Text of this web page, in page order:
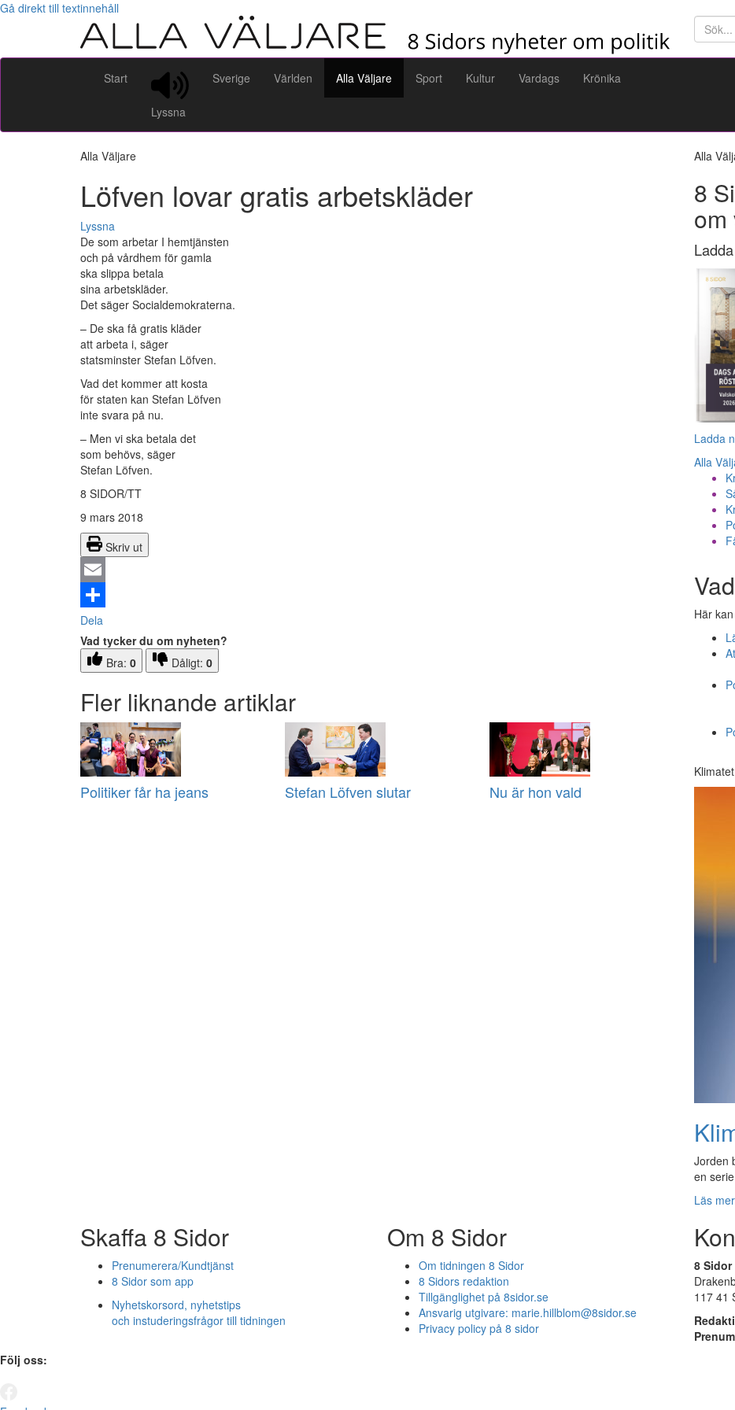
Gå direkt till textinnehåll
Söktext
Start
Lyssna
Sverige Världen Alla Väljare Sport Kultur Vardags Krönika
Alla Väljare
Löfven lovar gratis arbetskläder
Lyssna
De som arbetar I hemtjänsten
och på vårdhem för gamla
ska slippa betala
sina arbetskläder.
Det säger Socialdemokraterna.
– De ska få gratis kläder
att arbeta i, säger
statsminster Stefan Löfven.
Vad det kommer att kosta
för staten kan Stefan Löfven
inte svara på nu.
– Men vi ska betala det
som behövs, säger
Stefan Löfven.
8 SIDOR/TT
9 mars 2018
Skriv ut
Email
Dela
Vad tycker du om nyheten?
Bra: 0 Dåligt: 0
Fler liknande artiklar
Politiker får ha jeans Stefan Löfven slutar Nu är hon vald
Alla
8
om
Ladda
Alla
Här
Klimatet
Jorden
en
Läs mer
Skaffa 8 Sidor
Prenumerera/Kundtjänst
8 Sidor som app
Nyhetskorsord, nyhetstips
och instuderingsfrågor till tidningen
Om 8 Sidor
Om tidningen 8 Sidor
8 Sidors redaktion
Tillgänglighet på 8sidor.se
Ansvarig utgivare: marie.hillblom@8sidor.se
Privacy policy på 8 sidor
8 Sidor
117 41
Följ oss: